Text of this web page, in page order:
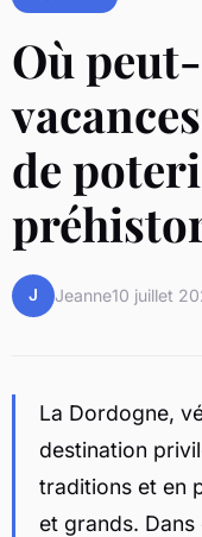
Où
de
J Jeanne10 juillet
La Dordogne,
destination
traditions et en
et grands.